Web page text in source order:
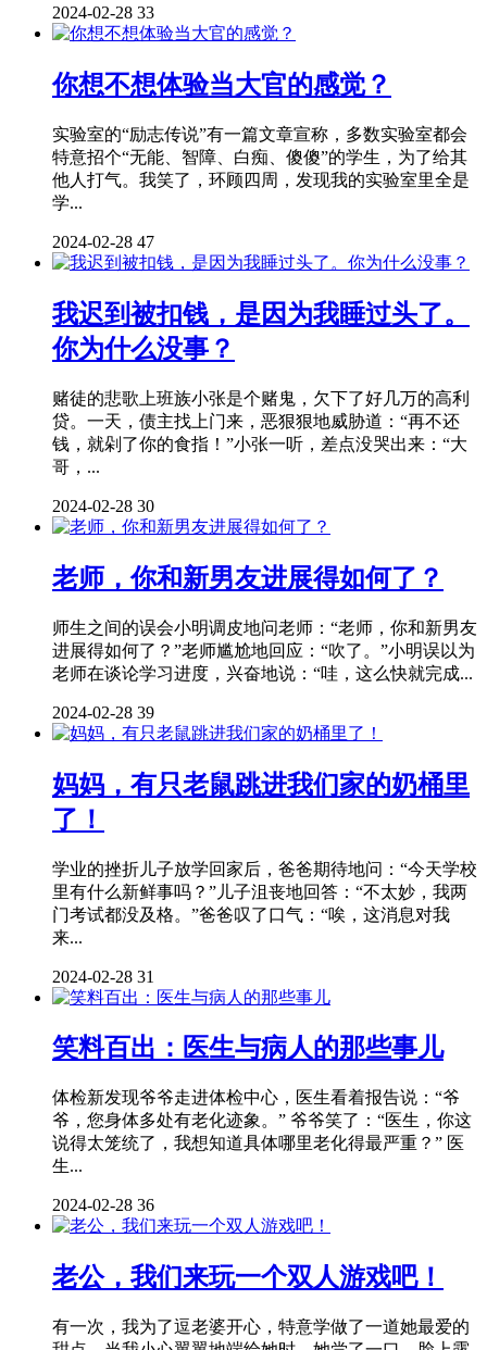
2024-02-28 33
你想不想体验当大官的感觉？
实验室的“励志传说”有一篇文章宣称，多数实验室都会
特意招个“无能、智障、白痴、傻傻”的学生，为了给其
他人打气。我笑了，环顾四周，发现我的实验室里全是
学...
2024-02-28 47
我迟到被扣钱，是因为我睡过头了。
你为什么没事？
赌徒的悲歌上班族小张是个赌鬼，欠下了好几万的高利
贷。一天，债主找上门来，恶狠狠地威胁道：“再不还
钱，就剁了你的食指！”小张一听，差点没哭出来：“大
哥，...
2024-02-28 30
老师，你和新男友进展得如何了？
师生之间的误会小明调皮地问老师：“老师，你和新男友
进展得如何了？”老师尴尬地回应：“吹了。”小明误以为
老师在谈论学习进度，兴奋地说：“哇，这么快就完成...
2024-02-28 39
妈妈，有只老鼠跳进我们家的奶桶里
了！
学业的挫折儿子放学回家后，爸爸期待地问：“今天学校
里有什么新鲜事吗？”儿子沮丧地回答：“不太妙，我两
门考试都没及格。”爸爸叹了口气：“唉，这消息对我
来...
2024-02-28 31
笑料百出：医生与病人的那些事儿
体检新发现爷爷走进体检中心，医生看着报告说：“爷
爷，您身体多处有老化迹象。” 爷爷笑了：“医生，你这
说得太笼统了，我想知道具体哪里老化得最严重？” 医
生...
2024-02-28 36
老公，我们来玩一个双人游戏吧！
有一次，我为了逗老婆开心，特意学做了一道她最爱的